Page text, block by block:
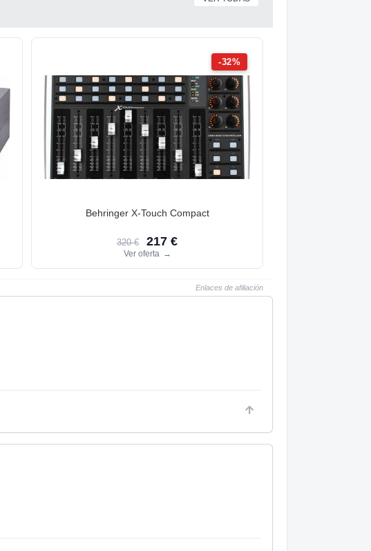
-32%
Behringer X-Touch Compact
320 € 217 €
Ver oferta →
Enlaces de afiliación